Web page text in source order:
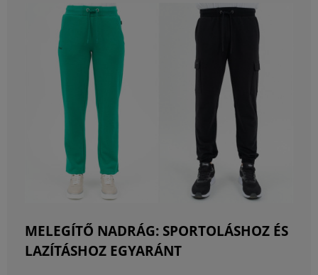
MELEGÍTŐ NADRÁG: SPORTOLÁSHOZ ÉS
LAZÍTÁSHOZ EGYARÁNT